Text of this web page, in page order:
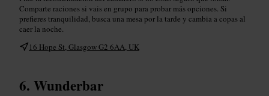
Comparte raciones si vais en grupo para probar más opciones. Si
prefieres tranquilidad, busca una mesa por la tarde y cambia a copas al
caer la noche.
16 Hope St, Glasgow G2 6AA, UK
Wunderbar